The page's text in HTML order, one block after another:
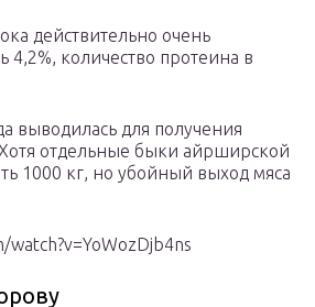
действительно очень
количество протеина в
выводилась для получения
отдельные быки айрширской
1000 кг, но убойный выход мяса